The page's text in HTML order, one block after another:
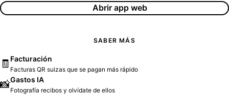
Abrir app web
SABER MÁS
🧾 Facturación
Facturas QR suizas que se pagan más rápido
📸Gastos IA
Fotografía recibos y olvídate de ellos